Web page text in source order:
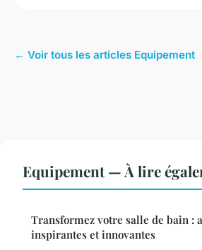
← Voir tous les articles Equipement
Equipement — À lire
Transformez votre salle de bain :
inspirantes et innovantes